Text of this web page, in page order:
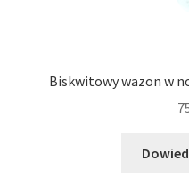
Biskwitowy wazon w